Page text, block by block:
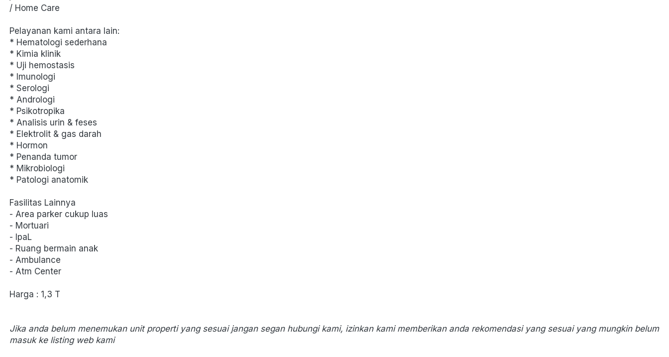
/ Home Care
Pelayanan kami antara lain:
* Hematologi sederhana
* Kimia klinik
* Uji hemostasis
* Imunologi
* Serologi
* Andrologi
* Psikotropika
* Analisis urin & feses
* Elektrolit & gas darah
* Hormon
* Penanda tumor
* Mikrobiologi
* Patologi anatomik
Fasilitas Lainnya
- Area parker cukup luas
- Mortuari
- IpaL
- Ruang bermain anak
- Ambulance
- Atm Center
Harga : 1,3 T
Jika anda belum menemukan unit properti yang sesuai jangan segan hubungi kami, izinkan kami memberikan anda rekomendasi yang sesuai yang mungkin belum
masuk ke listing web kami